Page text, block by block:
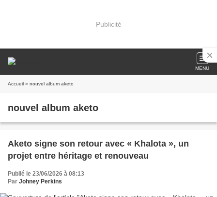
Publicité
MENU
Accueil » nouvel album aketo
nouvel album aketo
Aketo signe son retour avec « Khalota », un
projet entre héritage et renouveau
Publié le 23/06/2026 à 08:13
Par Johney Perkins